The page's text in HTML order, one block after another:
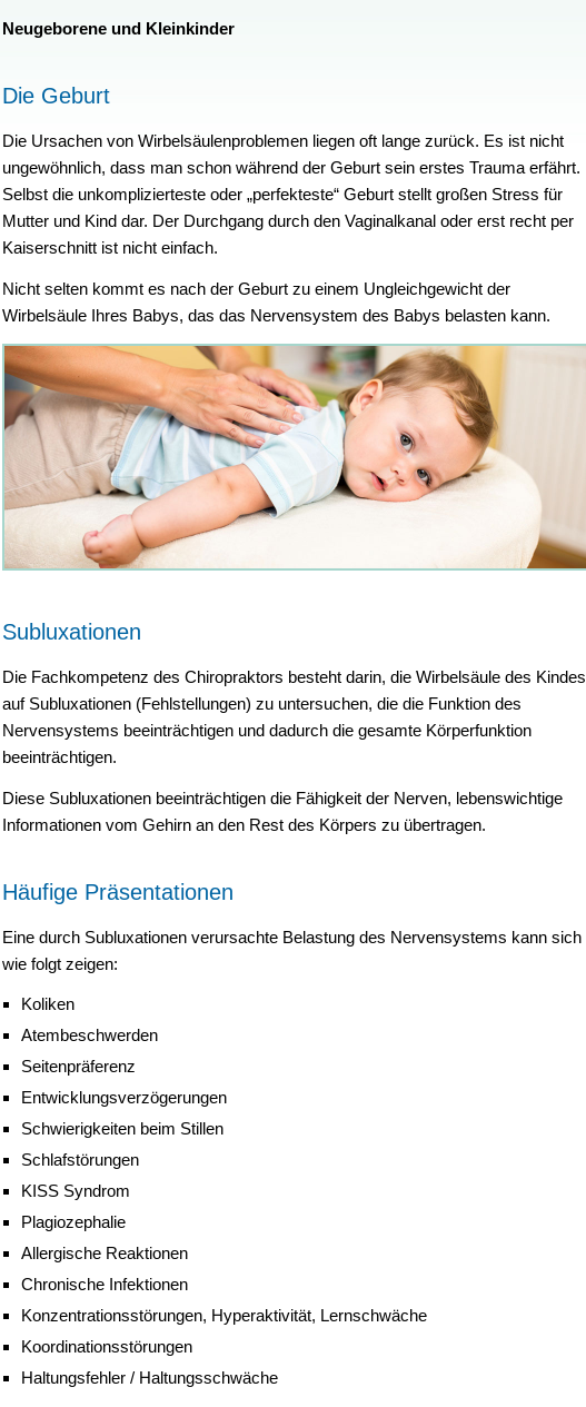
Neugeborene und Kleinkinder
Die Geburt
Die Ursachen von Wirbelsäulenproblemen liegen oft lange zurück. Es ist nicht
ungewöhnlich, dass man schon während der Geburt sein erstes Trauma erfährt.
Selbst die unkomplizierteste oder „perfekteste“ Geburt stellt großen Stress für
Mutter und Kind dar. Der Durchgang durch den Vaginalkanal oder erst recht per
Kaiserschnitt ist nicht einfach.
Nicht selten kommt es nach der Geburt zu einem Ungleichgewicht der
Wirbelsäule Ihres Babys, das das Nervensystem des Babys belasten kann.
Subluxationen
Die Fachkompetenz des Chiropraktors besteht darin, die Wirbelsäule des Kindes
auf Subluxationen (Fehlstellungen) zu untersuchen, die die Funktion des
Nervensystems beeinträchtigen und dadurch die gesamte Körperfunktion
beeinträchtigen.
Diese Subluxationen beeinträchtigen die Fähigkeit der Nerven, lebenswichtige
Informationen vom Gehirn an den Rest des Körpers zu übertragen.
Häufige Präsentationen
Eine durch Subluxationen verursachte Belastung des Nervensystems kann sich
wie folgt zeigen:
Koliken
Atembeschwerden
Seitenpräferenz
Entwicklungsverzögerungen
Schwierigkeiten beim Stillen
Schlafstörungen
KISS Syndrom
Plagiozephalie
Allergische Reaktionen
Chronische Infektionen
Konzentrationsstörungen, Hyperaktivität, Lernschwäche
Koordinationsstörungen
Haltungsfehler / Haltungsschwäche